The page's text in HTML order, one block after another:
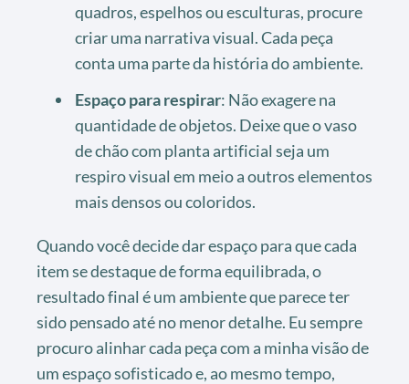
quadros, espelhos ou esculturas, procure
criar uma narrativa visual. Cada peça
conta uma parte da história do ambiente.
Espaço para respirar: Não exagere na
quantidade de objetos. Deixe que o vaso
de chão com planta artificial seja um
respiro visual em meio a outros elementos
mais densos ou coloridos.
Quando você decide dar espaço para que cada
item se destaque de forma equilibrada, o
resultado final é um ambiente que parece ter
sido pensado até no menor detalhe. Eu sempre
procuro alinhar cada peça com a minha visão de
um espaço sofisticado e, ao mesmo tempo,